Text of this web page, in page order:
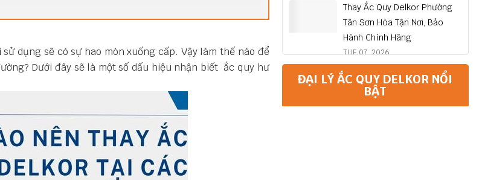
dụng sẽ có sự hao mòn xuống cấp. Vậy làm thế nào để
Dưới đây sẽ là một số dấu hiệu nhận biết ắc quy hư
Thay Ắc Quy Delkor Phường
Tân Sơn Hòa Tận Nơi, Bảo
Hành Chính Hãng
TUE 07, 2026
ĐẠI LÝ ẮC QUY DELKOR NỔI
BẬT